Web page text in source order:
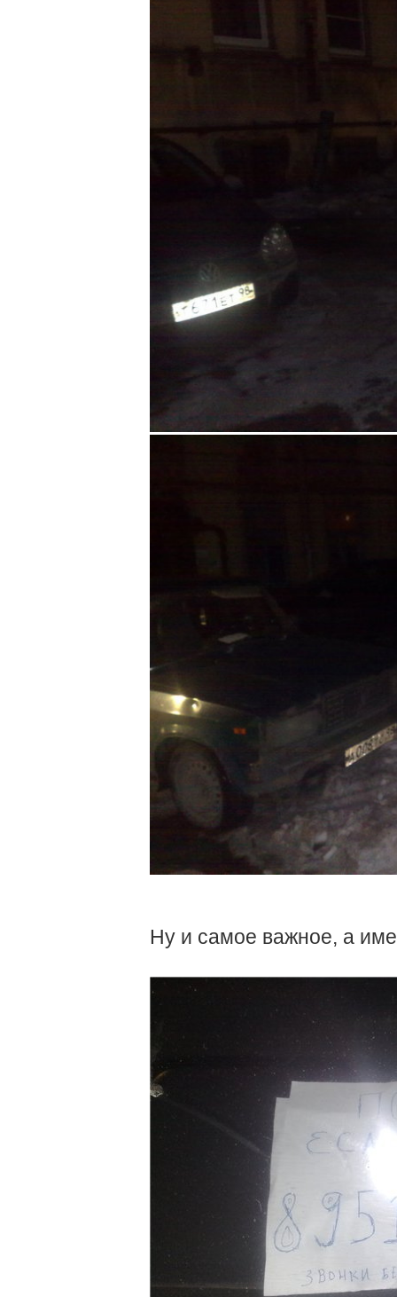
Ну и самое важное, а